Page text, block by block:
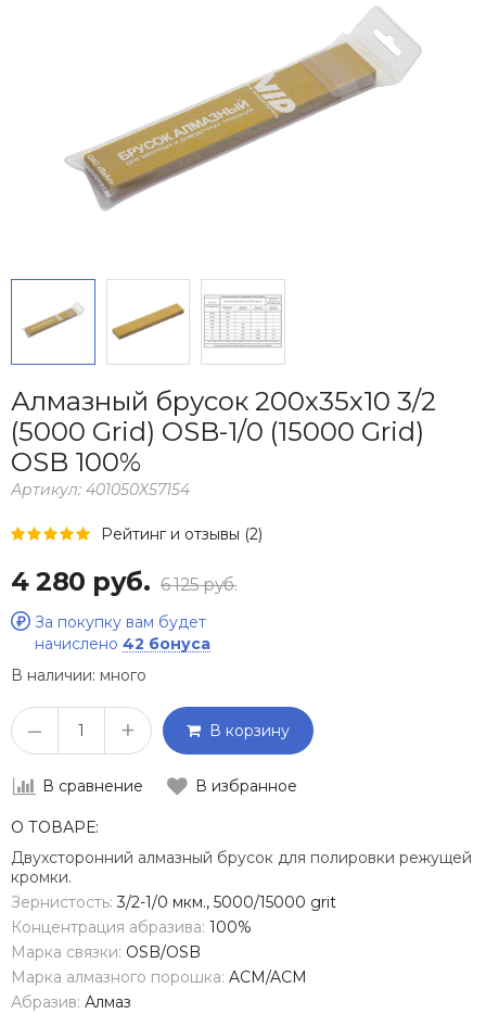
Алмазный брусок 200х35х10 3/2
(5000 Grid) OSB-1/0 (15000 Grid)
OSB 100%
Артикул: 401050Х57154
Рейтинг и отзывы (2)
4 280 руб. 6 125 руб.
За покупку вам будет
начислено 42 бонуса
В наличии: много
– + В корзину
В сравнение В избранное
О ТОВАРЕ:
Двухсторонний алмазный брусок для полировки режущей
кромки.
Зернистость: 3/2-1/0 мкм., 5000/15000 grit
Концентрация абразива: 100%
Марка связки: OSB/OSB
Марка алмазного порошка: ACM/ACM
Абразив: Алмаз